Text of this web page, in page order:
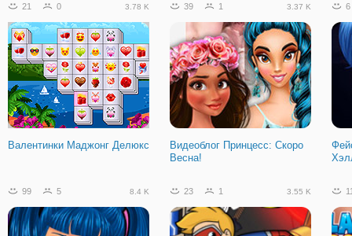
Laqueus Побег: Глава 2
21 0 3.78 K
Валентинки Маджонг Делюкс
39 1 3.37 K
Видеоблог Принцесс: Скоро
Весна!
6
99 5 8.4 K 23 1 3.55 K